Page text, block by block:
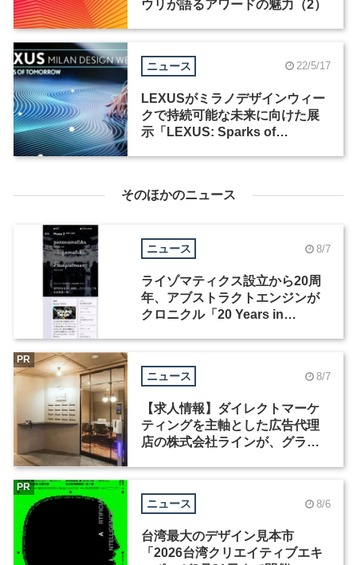
ウリが語るアワードの魅力（2）
ニュース 22/5/17
LEXUSがミラノデザインウィー
クで持続可能な未来に向けた展
示「LEXUS: Sparks of
そのほかのニュース
ニュース 8/7
ライゾマティクス設立から20周
年、アブストラクトエンジンが
クロニクル「20 Years in
ニュース 8/7
【求人情報】ダイレクトマーケ
ティングを主軸とした広告代理
店の株式会社ラインが、グラフ
PR
ニュース 8/6
台湾最大のデザイン見本市
「2026台湾クリエイティブエキ
PR